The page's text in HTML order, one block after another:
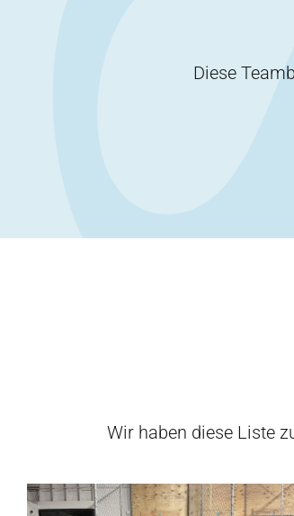
Diese
Wir haben diese Liste